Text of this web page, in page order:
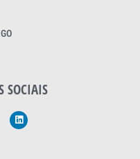
SOCIAIS